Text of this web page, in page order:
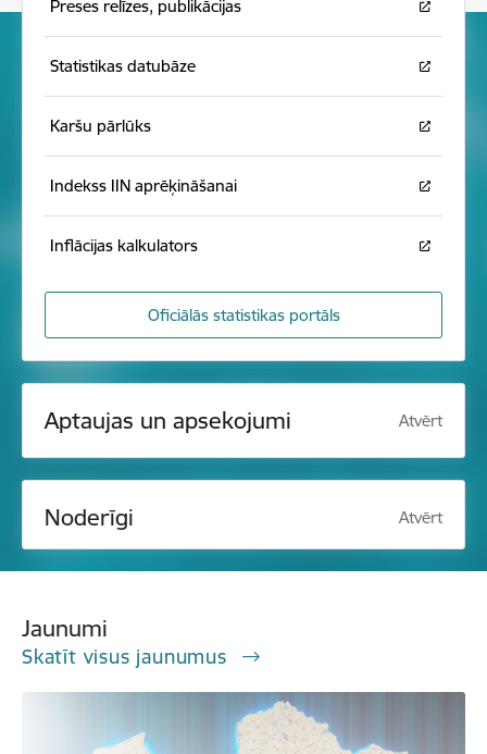
Preses relīzes, publikācijas
Statistikas datubāze
Karšu pārlūks
Indekss IIN aprēķināšanai
Inflācijas kalkulators
Oficiālās statistikas portāls
Aptaujas un apsekojumi Atvērt
Noderīgi Atvērt
Jaunumi
Skatīt visus jaunumus